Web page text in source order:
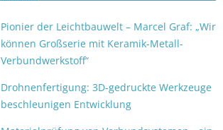
Pionier der Leichtbauwelt – Marcel Graf: „Wir
können Großserie mit Keramik-Metall-
Verbundwerkstoff“
Drohnenfertigung: 3D-gedruckte Werkzeuge
beschleunigen Entwicklung